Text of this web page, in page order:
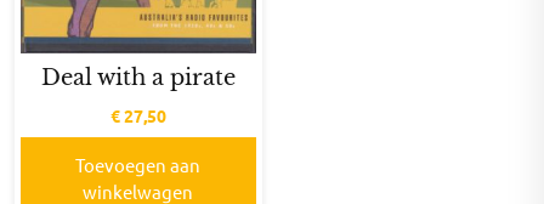
Deal with a pirate
€27,50
Toevoegen aan
winkelwagen